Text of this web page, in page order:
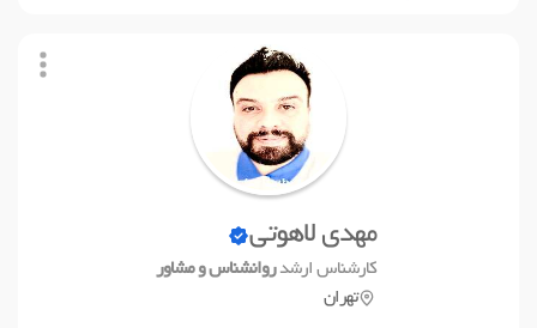
مهدی لاهوتی
کارشناس ارشدروانشناس و مشاور
تهران